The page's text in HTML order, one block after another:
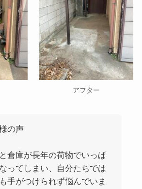
アフター
の声
倉庫が長年の荷物でいっぱ
ってしまい、自分たちでは
手がつけられず悩んでいま